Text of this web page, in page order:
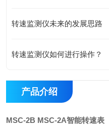
转速监测仪未来的发展思路
转速监测仪如何进行操作？
产品介绍
MSC-2B MSC-2A智能转速表